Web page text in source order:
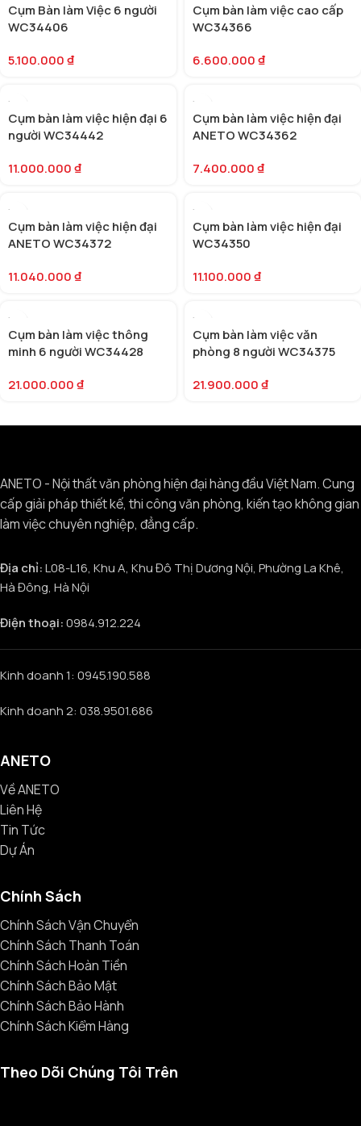
Cụm Bàn làm Việc 6 người
WC34406
5.100.000₫
Cụm bàn làm việc cao cấp
WC34366
6.600.000₫
Cụm bàn làm việc hiện đại 6
người WC34442
11.000.000₫
Cụm bàn làm việc hiện đại
ANETO WC34362
7.400.000₫
Cụm bàn làm việc hiện đại
ANETO WC34372
11.040.000₫
Cụm bàn làm việc hiện đại
WC34350
11.100.000₫
Cụm bàn làm việc thông
minh 6 người WC34428
21.000.000₫
Cụm bàn làm việc văn
phòng 8 người WC34375
21.900.000₫
ANETO - Nội thất văn phòng hiện đại hàng đầu Việt Nam. Cung
cấp giải pháp thiết kế, thi công văn phòng, kiến tạo không gian
làm việc chuyên nghiệp, đẳng cấp.
Địa chỉ:L08-L16, Khu A, Khu Đô Thị Dương Nội, Phường La Khê,
Hà Đông, Hà Nội
Điện thoại:0984.912.224
Kinh doanh 1: 0945.190.588
Kinh doanh 2: 038.9501.686
ANETO
Về ANETO
Liên Hệ
Tin Tức
Dự Án
Chính Sách
Chính Sách Vận Chuyển
Chính Sách Thanh Toán
Chính Sách Hoàn Tiền
Chính Sách Bảo Mật
Chính Sách Bảo Hành
Chính Sách Kiểm Hàng
Theo Dõi Chúng Tôi Trên